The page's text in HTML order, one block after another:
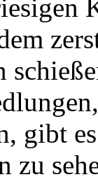
gibt
zu